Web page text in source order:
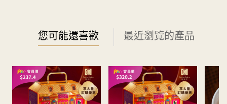
您可能還喜歡 最近瀏覽的產品